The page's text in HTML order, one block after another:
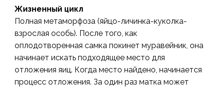
Жизненный цикл
Полная метаморфоза (яйцо-личинка-куколка-
взрослая особь). После того, как
оплодотворенная самка покинет муравейник, она
начинает искать подходящее место для
отложения яиц. Когда место найдено, начинается
процесс отложения. За один раз матка может